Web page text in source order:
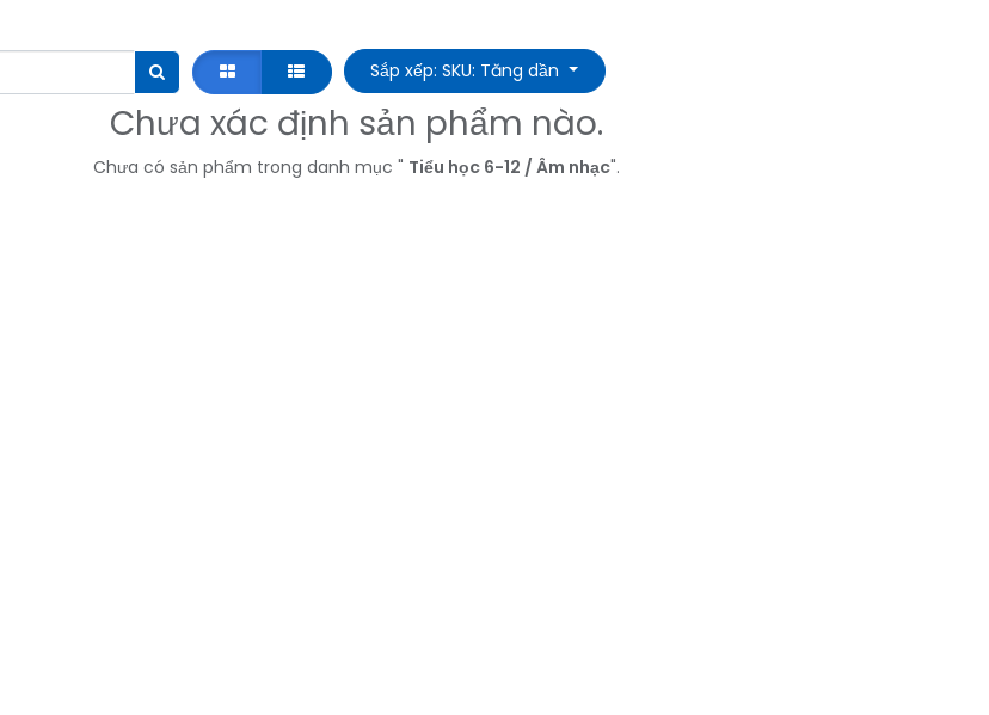
Sắp xếp: SKU: Tăng dần
Chưa xác định sản phẩm nào.
Chưa có sản phẩm trong danh mục " Tiểu học 6-12 / Âm nhạc".